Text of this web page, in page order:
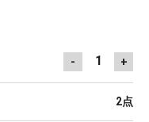
- 1 +
2点